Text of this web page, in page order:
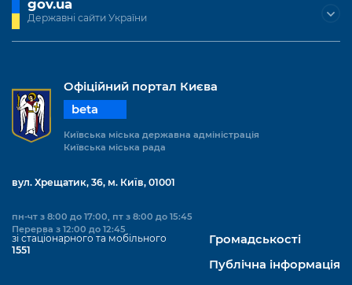
gov.ua
Державні сайти України
Офіційний портал Києва
beta
Київська міська державна адміністрація
Київська міська рада
вул. Хрещатик, 36, м. Київ, 01001
пн-чт з 8:00 до 17:00, пт з 8:00 до 15:45
Перерва з 12:00 до 12:45
зі стаціонарного та мобільного
1551
Громадськості
Публічна інформація